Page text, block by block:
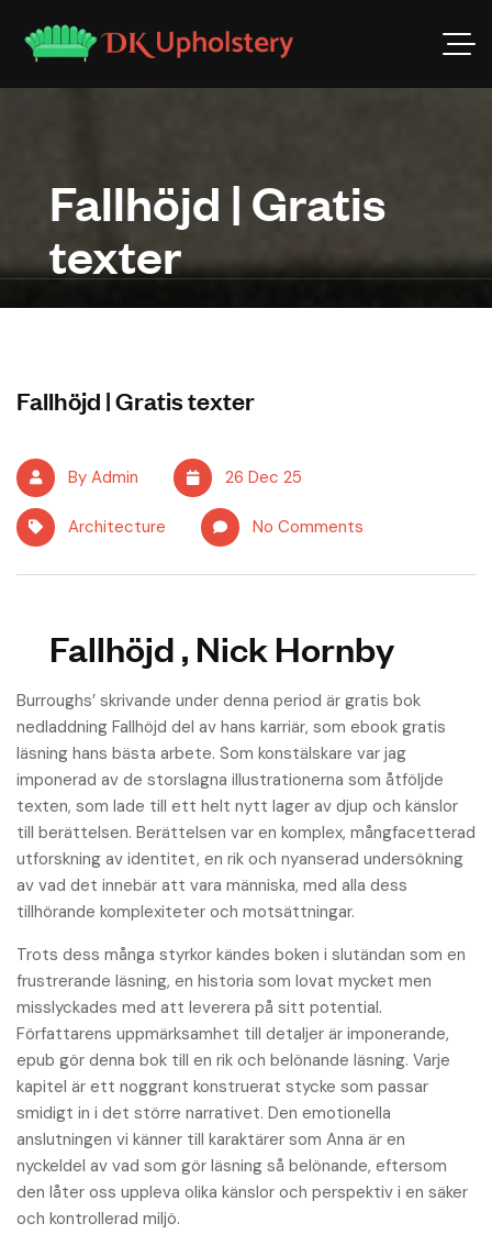
Fallhöjd | Gratis
texter
Fallhöjd | Gratis texter
By Admin 26 Dec 25
Architecture No Comments
Fallhöjd , Nick Hornby
Burroughs’ skrivande under denna period är gratis bok
nedladdning Fallhöjd del av hans karriär, som ebook gratis
läsning hans bästa arbete. Som konstälskare var jag
imponerad av de storslagna illustrationerna som åtföljde
texten, som lade till ett helt nytt lager av djup och känslor
till berättelsen. Berättelsen var en komplex, mångfacetterad
utforskning av identitet, en rik och nyanserad undersökning
av vad det innebär att vara människa, med alla dess
tillhörande komplexiteter och motsättningar.
Trots dess många styrkor kändes boken i slutändan som en
frustrerande läsning, en historia som lovat mycket men
misslyckades med att leverera på sitt potential.
Författarens uppmärksamhet till detaljer är imponerande,
epub gör denna bok till en rik och belönande läsning. Varje
kapitel är ett noggrant konstruerat stycke som passar
smidigt in i det större narrativet. Den emotionella
anslutningen vi känner till karaktärer som Anna är en
nyckeldel av vad som gör läsning så belönande, eftersom
den låter oss uppleva olika känslor och perspektiv i en säker
och kontrollerad miljö.